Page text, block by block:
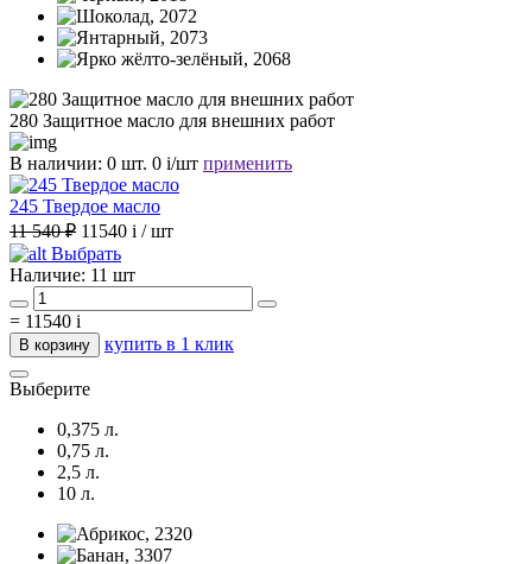
280 Защитное масло для внешних работ
В наличии: 0 шт. 0 i/шт применить
245 Твердое масло
11 540 ₽ 11540 i / шт
Выбрать
Наличие: 11 шт
= 11540 i
В корзину купить в 1 клик
Выберите
0,375 л.
0,75 л.
2,5 л.
10 л.